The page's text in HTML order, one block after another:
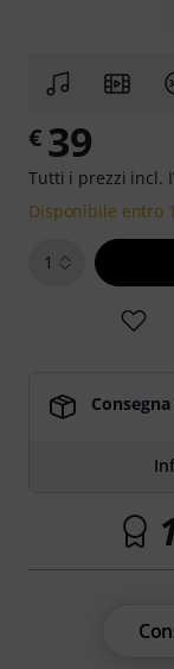
€ 39
Tutti i prezzi incl.
Disponibile entro
1